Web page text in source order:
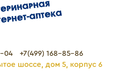
04
+7(499) 168-85-86
шоссе, дом 5, корпус 6